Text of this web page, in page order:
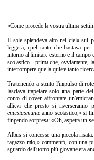
«Come procede la vostra ultima
Il sole splendeva alto nel cielo sul
leggera, quel tanto che bastava
intorno al limitare esterno e il campo
scolastico... prima che, ovviamente,
interrompere quella quiete tanto
Trattenendo a stento l'impulso di
lasciava trapelare solo una parte
conto di dover affrontare
allievi che presto si
entusiasmante anno scolastico,» si
fingendo sorpresa: «Oh, aspetta un
Albus si concesse una piccola
ragazzo mio,» commentò, con una
sguardo dell'uomo più giovane era